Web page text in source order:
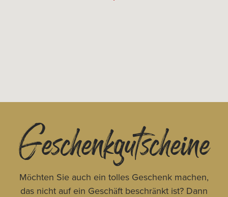
Geschenkgutscheine
Möchten Sie auch ein tolles Geschenk machen,
das nicht auf ein Geschäft beschränkt ist? Dann